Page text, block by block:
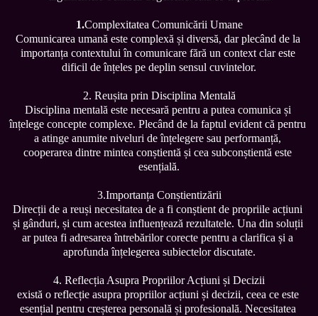
1.Complexitatea Comunicării Umane
Comunicarea umană este complexă și diversă, dar plecând de la
importanța contextului în comunicare fără un context clar este
2. Reușita prin Disciplina Mentală
Disciplina mentală este necesară pentru a putea comunica și
înțelege concepte complexe. Plecând de la faptul evident că pentru
a atinge anumite niveluri de înțelegere sau performanță,
cooperarea dintre mintea conștientă și cea subconștientă este
3.Importanța Conștientizării
Direcții de a reuși necesitatea de a fi conștient de propriile acțiuni
și gânduri, și cum acestea influențează rezultatele. Una din soluții
ar putea fi adresarea întrebărilor corecte pentru a clarifica și a
4. Reflecția Asupra Propriilor Acțiuni și Decizii
există o reflecție asupra propriilor acțiuni și decizii, ceea ce este
esențial pentru creșterea personală și profesională. Necesitatea